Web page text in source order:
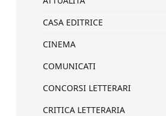
CASA EDITRICE
CINEMA
COMUNICATI
CONCORSI LETTERARI
CRITICA LETTERARIA